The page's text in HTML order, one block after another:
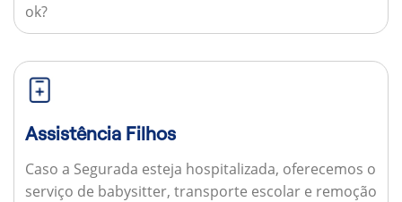
ok?
Assistência Filhos
Caso a Segurada esteja hospitalizada, oferecemos o
serviço de babysitter, transporte escolar e remoção